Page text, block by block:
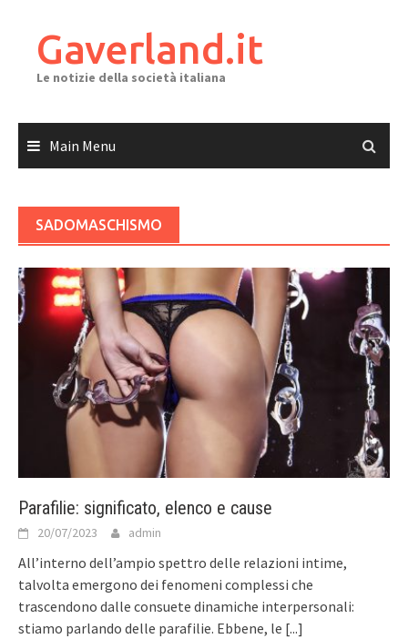
contentGaverland.it
Le notizie della società italiana
Main Menu
SADOMASCHISMO
Parafilie: significato, elenco e cause
20/07/2023 admin
All’interno dell’ampio spettro delle relazioni intime,
talvolta emergono dei fenomeni complessi che
trascendono dalle consuete dinamiche interpersonali:
stiamo parlando delle parafilie. Ebbene, le [...]